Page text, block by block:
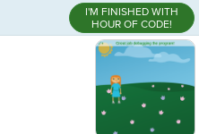
I'M FINISHED WITH
HOUR OF CODE!